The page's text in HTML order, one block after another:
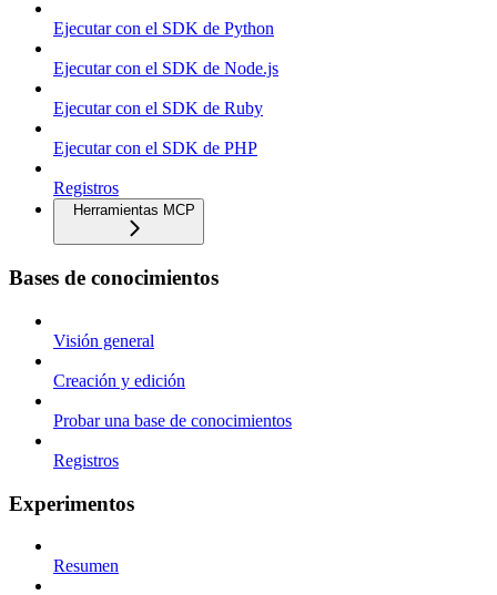
Ejecutar con el SDK de Python
Ejecutar con el SDK de Node.js
Ejecutar con el SDK de Ruby
Ejecutar con el SDK de PHP
Registros
Herramientas MCP
Bases de conocimientos
Visión general
Creación y edición
Probar una base de conocimientos
Registros
Experimentos
Resumen